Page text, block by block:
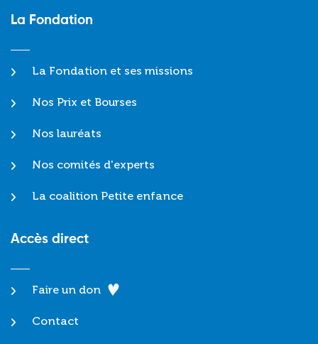
La Fondation
La Fondation et ses missions
Nos Prix et Bourses
Nos lauréats
Nos comités d'experts
La coalition Petite enfance
Accès direct
Faire un don
Contact